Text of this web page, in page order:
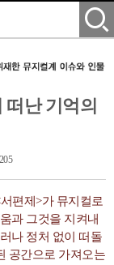
떠난 기억의
편제>가 뮤지컬로
과 그것을 지켜내
나 정처 없이 떠돌
공간으로 가져오는